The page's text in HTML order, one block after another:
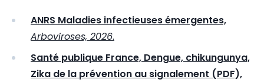
ANRS Maladies infectieuses émergentes,
Arboviroses, 2026.
Santé publique France, Dengue, chikungunya,
Zika de la prévention au signalement (PDF),